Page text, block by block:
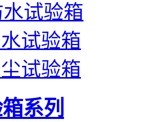
试验箱
试验箱
试验箱
系列